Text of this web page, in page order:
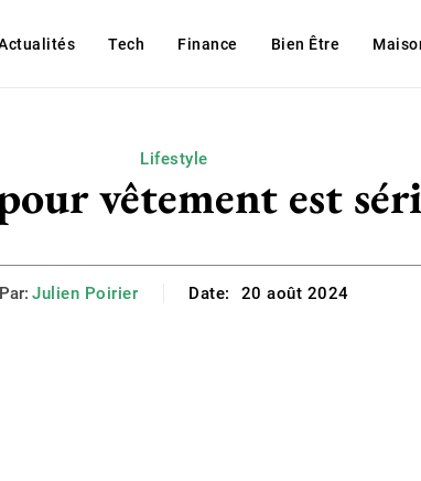
Tech Finance Bien Être
Lifestyle
vêtement est
Par: Julien Poirier Date: 20 août 2024